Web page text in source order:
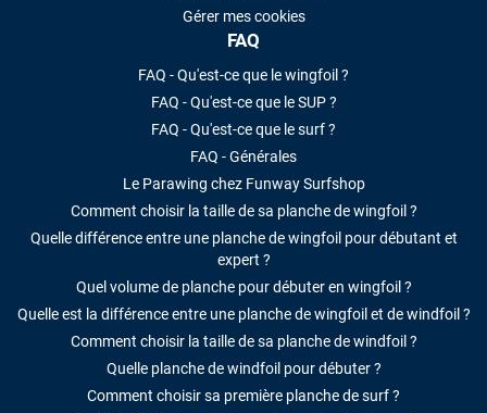
Gérer mes cookies
FAQ
FAQ - Qu'est-ce que le wingfoil ?
FAQ - Qu'est-ce que le SUP ?
FAQ - Qu'est-ce que le surf ?
FAQ - Générales
Le Parawing chez Funway Surfshop
Comment choisir la taille de sa planche de wingfoil ?
Quelle différence entre une planche de wingfoil pour débutant et
expert ?
Quel volume de planche pour débuter en wingfoil ?
Quelle est la différence entre une planche de wingfoil et de windfoil ?
Comment choisir la taille de sa planche de windfoil ?
Quelle planche de windfoil pour débuter ?
Comment choisir sa première planche de surf ?